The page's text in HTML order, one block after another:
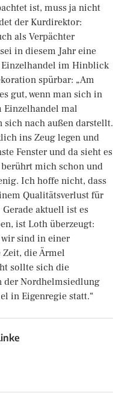
ist, muss ja nicht
der Kurdirektor:
als Verpächter
in diesem Jahr eine
im Hinblick
spürbar: „Am
gut, wenn man sich in
Einzelhandel mal
sich nach außen darstellt.
ins Zeug legen und
Fenster und da sieht es
mich schon und
Ich hoffe nicht, dass
Qualitätsverlust für
aktuell ist es
ist Loth überzeugt:
sind in einer
Zeit, die Ärmel
sollte sich die
der Nordhelmsiedlung
in Eigenregie statt.“